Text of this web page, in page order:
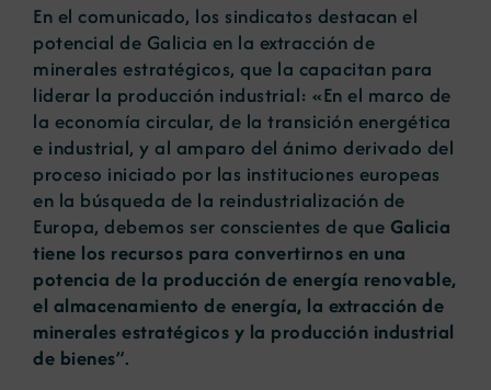
En el comunicado, los sindicatos destacan el
potencial de Galicia en la extracción de
minerales estratégicos, que la capacitan para
liderar la producción industrial: «En el marco de
la economía circular, de la transición energética
e industrial, y al amparo del ánimo derivado del
proceso iniciado por las instituciones europeas
en la búsqueda de la reindustrialización de
Europa, debemos ser conscientes de que Galicia
tiene los recursos para convertirnos en una
potencia de la producción de energía renovable,
el almacenamiento de energía, la extracción de
minerales estratégicos y la producción industrial
de bienes”.